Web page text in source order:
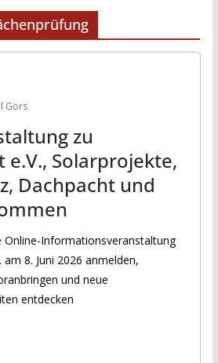
Görs
zu
e.V., Solarprojekte,
Dachpacht und
Online-Informationsveranstaltung
am 8. Juni 2026 anmelden,
und neue
entdecken